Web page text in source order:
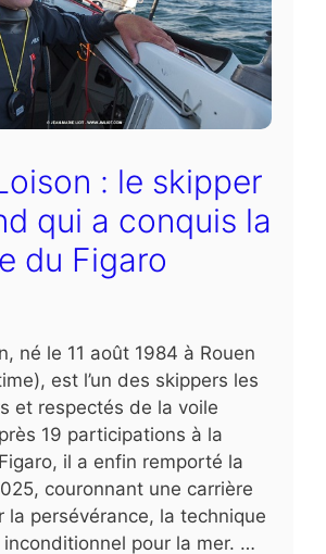
: le skipper
qui a conquis la
du Figaro
né le 11 août 1984 à Rouen
est l’un des skippers les
et respectés de la voile
19 participations à la
il a enfin remporté la
couronnant une carrière
la persévérance, la technique
pour la mer. …